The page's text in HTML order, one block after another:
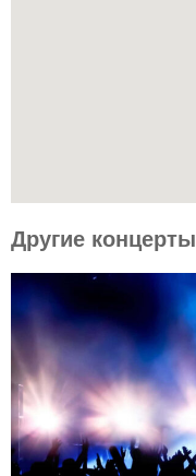
Другие концерты